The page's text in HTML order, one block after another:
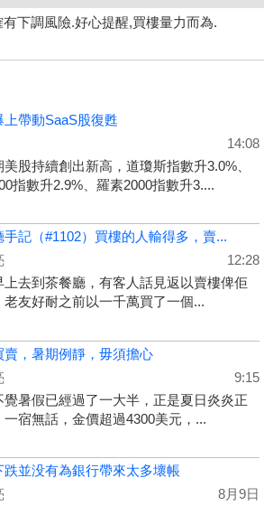
下調風險.好心提醒,買樓量力而為.
上帶動SaaS股復甦
14:08
美股持續創出新高，道瓊斯指數升3.0%、
指數升2.9%、羅素2000指數升3....
手記（#1102）買樓的人輸得多，賣...
12:28
上去到茶餐廳，有客人話見返以賣樓俾佢
老友好耐之前以一千萬買了一個...
賣，暑期例靜，毋須擔心
9:15
覺暑假已經過了一大半，正是夏日炎炎正
一宿無話，金價超過4300美元，...
跌並没有為銀行帶來太多壞帳
8月9日